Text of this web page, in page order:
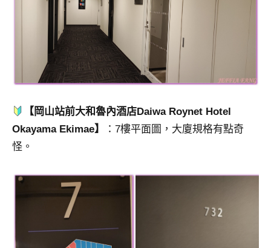
【岡山站前大和魯內酒店Daiwa Roynet Hotel
Okayama Ekimae】
：7樓平面圖，大廈規格有點奇
怪。